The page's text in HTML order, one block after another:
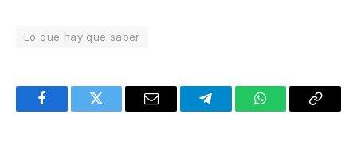
Lo que hay que saber
FacebookTwitter Email TelegramWhatsAppCopy